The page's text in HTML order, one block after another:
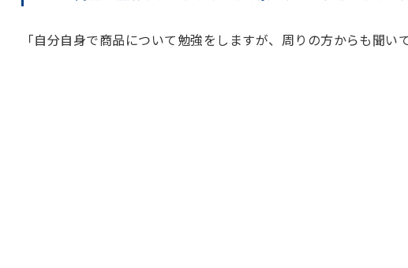
「自分自身で商品について勉強をしますが、周りの方からも聞い